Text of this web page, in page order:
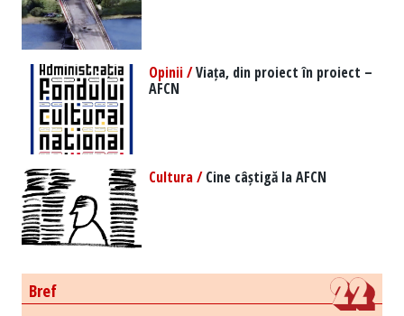
Opinii /Viața, din proiect în proiect –
AFCN
Cultura /Cine câștigă la AFCN
Bref